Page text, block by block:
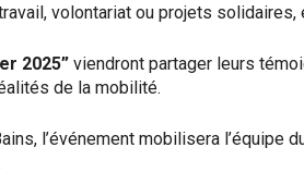
volontariat ou projets solidaires,
2025” viendront partager leurs
de la mobilité.
l’événement mobilisera l’équipe